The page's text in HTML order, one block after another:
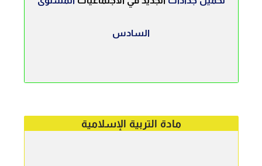
السادس
مادة التربية الإسلامية